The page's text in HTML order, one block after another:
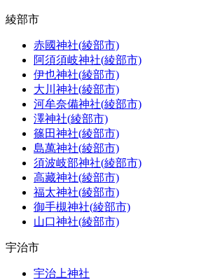
綾部市
赤國神社(綾部市)
阿須須岐神社(綾部市)
伊也神社(綾部市)
大川神社(綾部市)
河牟奈備神社(綾部市)
澤神社(綾部市)
篠田神社(綾部市)
島萬神社(綾部市)
須波岐部神社(綾部市)
高藏神社(綾部市)
福太神社(綾部市)
御手槻神社(綾部市)
山口神社(綾部市)
宇治市
宇治上神社